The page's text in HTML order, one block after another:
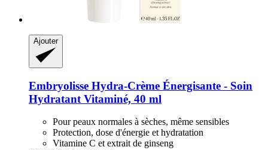
Ajouter
Embryolisse Hydra-​Crème Énergisante -​ Soin
Hydratant Vitaminé, 40 ml
Pour peaux normales à sèches, même sensibles
Protection, dose d'énergie et hydratation
Vitamine C et extrait de ginseng